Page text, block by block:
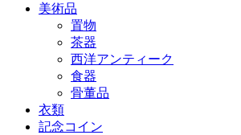
美術品
置物
茶器
西洋アンティーク
食器
骨董品
衣類
記念コイン